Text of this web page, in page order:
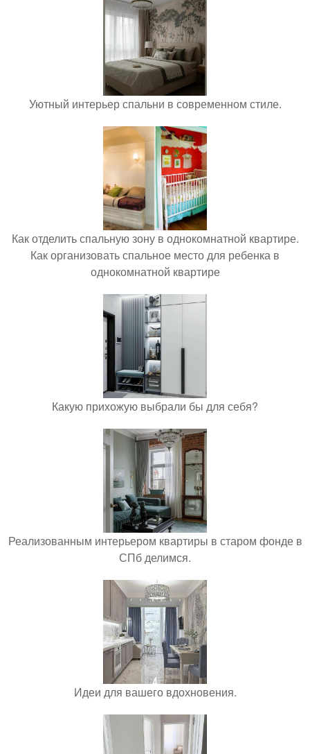
Уютный интерьер спальни в современном стиле.
Как отделить спальную зону в однокомнатной квартире.
Как организовать спальное место для ребенка в
однокомнатной квартире
Какую прихожую выбрали бы для себя?
Реализованным интерьером квартиры в старом фонде в
СПб делимся.
Идеи для вашего вдохновения.